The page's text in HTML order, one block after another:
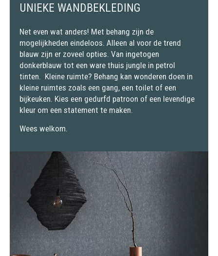
UNIEKE WANDBEKLEDING
Net even wat anders! Met behang zijn de
mogelijkheden eindeloos. Alleen al voor de trend
blauw zijn er zoveel opties. Van ingetogen
donkerblauw tot een ware thuis jungle in petrol
tinten. Kleine ruimte? Behang kan wonderen doen in
kleine ruimtes zoals een gang, een toilet of een
bijkeuken. Kies een gedurfd patroon of een levendige
kleur om een statement te maken.
Wees welkom.